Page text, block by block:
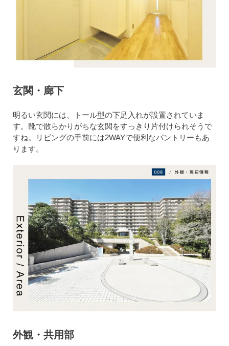
玄関・廊下
明るい玄関には、トール型の下足入れが設置されていま
す。靴で散らかりがちな玄関をすっきり片付けられそうで
すね。リビングの手前には2WAYで便利なパントリーもあ
ります。
外観・共用部